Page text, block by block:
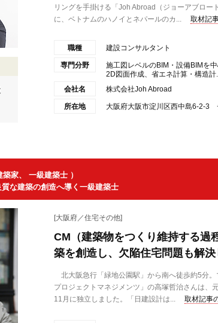
リングを手掛ける「Joh Abroad（ジョーアブロー
に、ベトナムのハノイとネパールのカ...
取材記
職種 建設コンサルタント
専門分野
施工図レベルのBIM・設備BIMを
2D図面作成、省エネ計算・構造計
会社名
株式会社Joh Abroad
所在地 大阪府大阪市淀川区西中島6-2-3
築家、 一級建築士 ）
な建築の創造へ導く一級建築士
[大阪府／住宅その他]
CM（建築物をつくり維持する過
築を創造し、欠陥住宅問題も解
北大阪急行「緑地公園駅」から南へ徒歩約5分。
プロジェクトマネジメンツ」の高塚哲治さんは、
11月に独立しました。「日建設計は...
取材記事